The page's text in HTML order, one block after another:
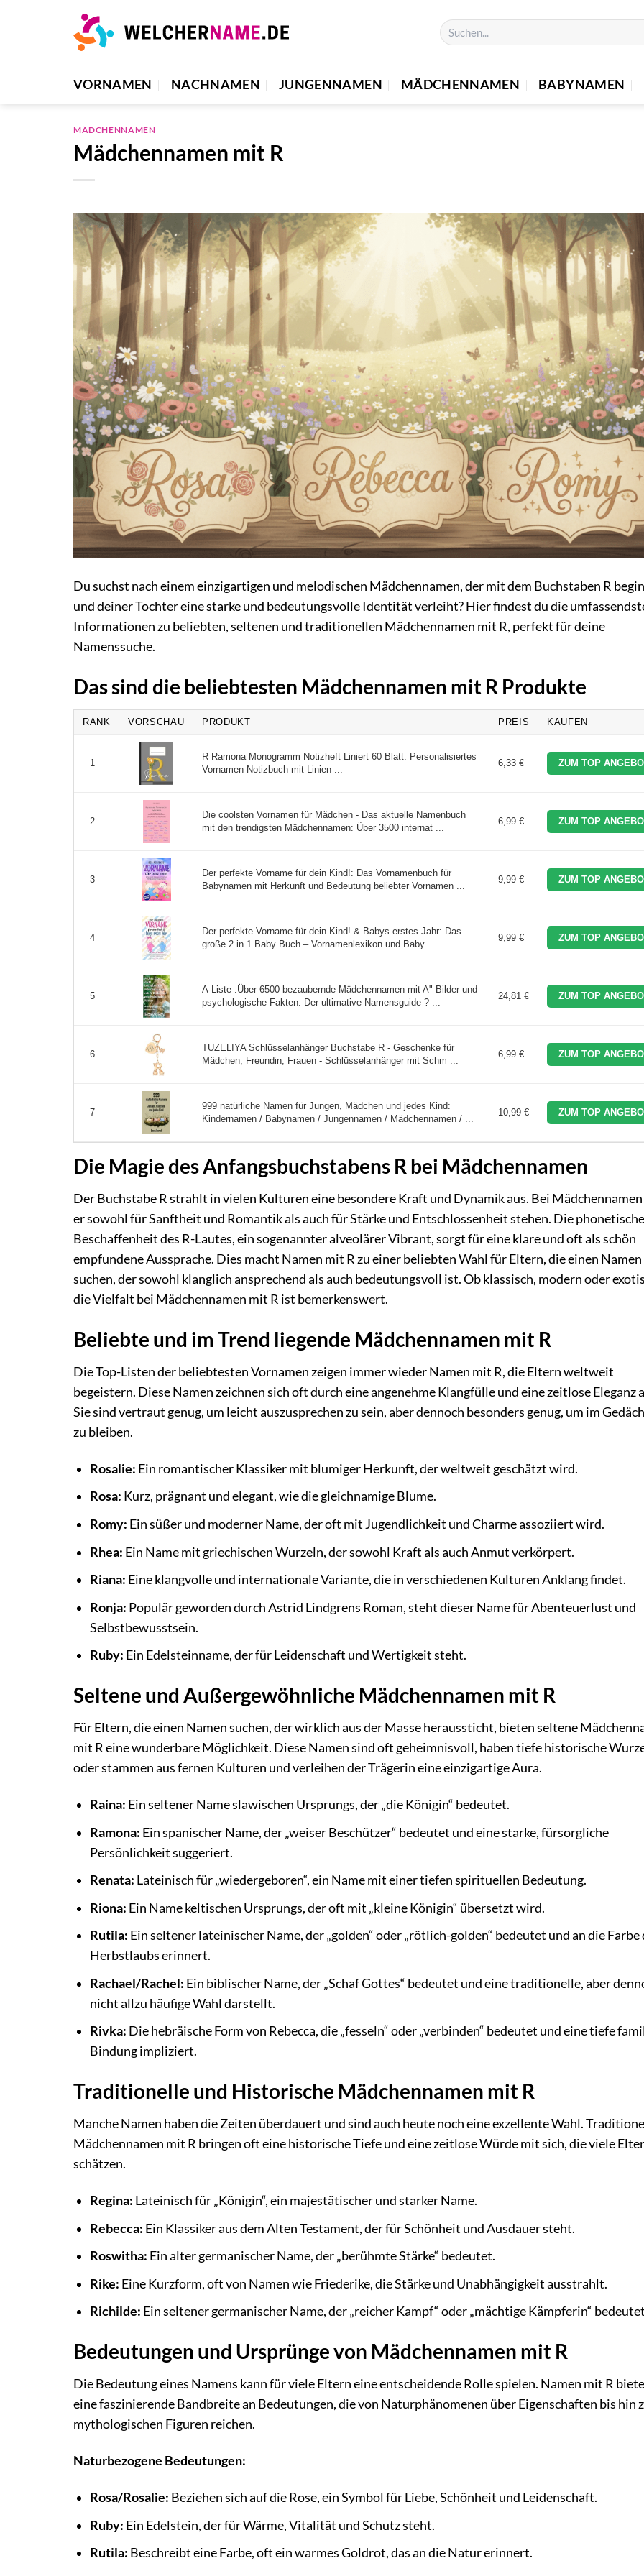
VORNAMEN NACHNAMEN JUNGENNAMEN MÄDCHENNAMEN BABYNAMEN
MÄDCHENNAMEN
Mädchennamen mit R
Du suchst nach einem einzigartigen und melodischen Mädchennamen, der mit dem Buchstaben R
und deiner Tochter eine starke und bedeutungsvolle Identität verleiht? Hier findest du die
Informationen zu beliebten, seltenen und traditionellen Mädchennamen mit R, perfekt für deine
Namenssuche.
Das sind die beliebtesten Mädchennamen mit R Produkte
RANK VORSCHAU PRODUKT PREIS KAUFEN
1
R Ramona Monogramm Notizheft Liniert 60 Blatt: Personalisiertes
Vornamen Notizbuch mit Linien ...
6,33 € ZUM TOP
2
Die coolsten Vornamen für Mädchen - Das aktuelle Namenbuch
mit den trendigsten Mädchennamen: Über 3500 internat ...
6,99 € ZUM TOP
3
Der perfekte Vorname für dein Kind!: Das Vornamenbuch für
Babynamen mit Herkunft und Bedeutung beliebter Vornamen ...
9,99 € ZUM TOP
4
Der perfekte Vorname für dein Kind! & Babys erstes Jahr: Das
große 2 in 1 Baby Buch – Vornamenlexikon und Baby ...
9,99 € ZUM TOP
5
A-Liste :Über 6500 bezaubernde Mädchennamen mit A" Bilder und
psychologische Fakten: Der ultimative Namensguide ? ...
24,81 € ZUM TOP
6
TUZELIYA Schlüsselanhänger Buchstabe R - Geschenke für
Mädchen, Freundin, Frauen - Schlüsselanhänger mit Schm ...
6,99 € ZUM TOP
7
999 natürliche Namen für Jungen, Mädchen und jedes Kind:
Kindernamen / Babynamen / Jungennamen / Mädchennamen / ...
10,99 € ZUM TOP
Die Magie des Anfangsbuchstabens R bei Mädchennamen
Der Buchstabe R strahlt in vielen Kulturen eine besondere Kraft und Dynamik aus. Bei Mädchennamen
er sowohl für Sanftheit und Romantik als auch für Stärke und Entschlossenheit stehen. Die phonetische
Beschaffenheit des R-Lautes, ein sogenannter alveolärer Vibrant, sorgt für eine klare und oft als schön
empfundene Aussprache. Dies macht Namen mit R zu einer beliebten Wahl für Eltern, die einen Namen
suchen, der sowohl klanglich ansprechend als auch bedeutungsvoll ist. Ob klassisch, modern oder
die Vielfalt bei Mädchennamen mit R ist bemerkenswert.
Beliebte und im Trend liegende Mädchennamen mit R
Die Top-Listen der beliebtesten Vornamen zeigen immer wieder Namen mit R, die Eltern weltweit
begeistern. Diese Namen zeichnen sich oft durch eine angenehme Klangfülle und eine zeitlose Eleganz
Sie sind vertraut genug, um leicht auszusprechen zu sein, aber dennoch besonders genug, um im
zu bleiben.
Rosalie: Ein romantischer Klassiker mit blumiger Herkunft, der weltweit geschätzt wird.
Rosa: Kurz, prägnant und elegant, wie die gleichnamige Blume.
Romy: Ein süßer und moderner Name, der oft mit Jugendlichkeit und Charme assoziiert wird.
Rhea: Ein Name mit griechischen Wurzeln, der sowohl Kraft als auch Anmut verkörpert.
Riana: Eine klangvolle und internationale Variante, die in verschiedenen Kulturen Anklang findet.
Ronja: Populär geworden durch Astrid Lindgrens Roman, steht dieser Name für Abenteuerlust und
Selbstbewusstsein.
Ruby: Ein Edelsteinname, der für Leidenschaft und Wertigkeit steht.
Seltene und Außergewöhnliche Mädchennamen mit R
Für Eltern, die einen Namen suchen, der wirklich aus der Masse heraussticht, bieten seltene
mit R eine wunderbare Möglichkeit. Diese Namen sind oft geheimnisvoll, haben tiefe historische
oder stammen aus fernen Kulturen und verleihen der Trägerin eine einzigartige Aura.
Raina: Ein seltener Name slawischen Ursprungs, der „die Königin“ bedeutet.
Ramona: Ein spanischer Name, der „weiser Beschützer“ bedeutet und eine starke, fürsorgliche
Persönlichkeit suggeriert.
Renata: Lateinisch für „wiedergeboren“, ein Name mit einer tiefen spirituellen Bedeutung.
Riona: Ein Name keltischen Ursprungs, der oft mit „kleine Königin“ übersetzt wird.
Rutila: Ein seltener lateinischer Name, der „golden“ oder „rötlich-golden“ bedeutet und an die Farbe
Herbstlaubs erinnert.
Rachael/Rachel: Ein biblischer Name, der „Schaf Gottes“ bedeutet und eine traditionelle, aber
nicht allzu häufige Wahl darstellt.
Rivka: Die hebräische Form von Rebecca, die „fesseln“ oder „verbinden“ bedeutet und eine tiefe
Bindung impliziert.
Traditionelle und Historische Mädchennamen mit R
Manche Namen haben die Zeiten überdauert und sind auch heute noch eine exzellente Wahl.
Mädchennamen mit R bringen oft eine historische Tiefe und eine zeitlose Würde mit sich, die viele
schätzen.
Regina: Lateinisch für „Königin“, ein majestätischer und starker Name.
Rebecca: Ein Klassiker aus dem Alten Testament, der für Schönheit und Ausdauer steht.
Roswitha: Ein alter germanischer Name, der „berühmte Stärke“ bedeutet.
Rike: Eine Kurzform, oft von Namen wie Friederike, die Stärke und Unabhängigkeit ausstrahlt.
Richilde: Ein seltener germanischer Name, der „reicher Kampf“ oder „mächtige Kämpferin“
Bedeutungen und Ursprünge von Mädchennamen mit R
Die Bedeutung eines Namens kann für viele Eltern eine entscheidende Rolle spielen. Namen mit R
eine faszinierende Bandbreite an Bedeutungen, die von Naturphänomenen über Eigenschaften bis hin
mythologischen Figuren reichen.
Naturbezogene Bedeutungen:
Rosa/Rosalie: Beziehen sich auf die Rose, ein Symbol für Liebe, Schönheit und Leidenschaft.
Ruby: Ein Edelstein, der für Wärme, Vitalität und Schutz steht.
Rutila: Beschreibt eine Farbe, oft ein warmes Goldrot, das an die Natur erinnert.